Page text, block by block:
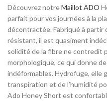
Découvrez notreMaillot ADO
parfait pour vos journées à la
décontractée. Fabriqué à partir
résistant, il est quasiment
solidité de la fibre ne contredit
morphologique, ce qui donne
indéformables. Hydrofuge, elle
transpiration et de l’humidité
Ado Honey Short est